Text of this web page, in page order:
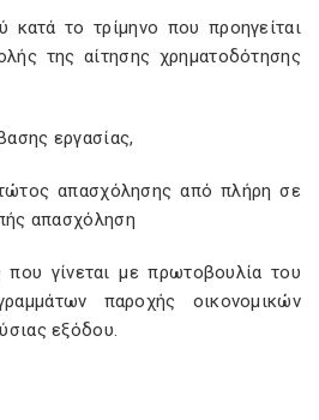
το τρίμηνο που προηγείται
της αίτησης χρηματοδότησης
εργασίας,
απασχόλησης από πλήρη σε
απασχόληση
γίνεται με πρωτοβουλία του
παροχής οικονομικών
εξόδου.